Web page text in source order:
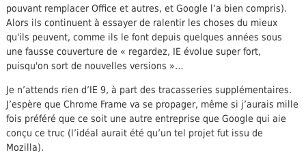
pouvant remplacer Office et autres, et Google l’a bien compris).
Alors ils continuent à essayer de ralentir les choses du mieux
qu'ils peuvent, comme ils le font depuis quelques années sous
une fausse couverture de « regardez, IE évolue super fort,
puisqu'on sort de nouvelles versions »…
Je n’attends rien d’IE 9, à part des tracasseries supplémentaires.
J’espère que Chrome Frame va se propager, même si j’aurais mille
fois préféré que ce soit une autre entreprise que Google qui aie
conçu ce truc (l’idéal aurait été qu’un tel projet fut issu de
Mozilla).